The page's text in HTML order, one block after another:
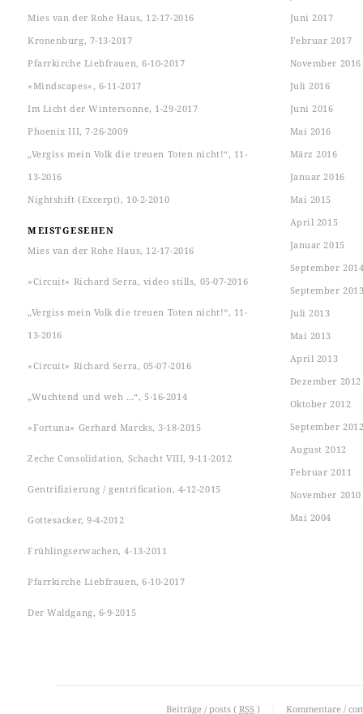
Mies van der Rohe Haus, 12-17-2016
Kronenburg, 7-13-2017
Pfarrkirche Liebfrauen, 6-10-2017
»Mindscapes«, 6-11-2017
Im Licht der Wintersonne, 1-29-2017
Phoenix III, 7-26-2009
„Vergiss mein Volk die treuen Toten nicht!“, 11-
13-2016
Nightshift (Excerpt), 10-2-2010
MEISTGESEHEN
Mies van der Rohe Haus, 12-17-2016
»Circuit« Richard Serra, video stills, 05-07-2016
„Vergiss mein Volk die treuen Toten nicht!“, 11-
13-2016
»Circuit« Richard Serra, 05-07-2016
„Wuchtend und weh …“, 5-16-2014
»Fortuna« Gerhard Marcks, 3-18-2015
Zeche Consolidation, Schacht VIII, 9-11-2012
Gentrifizierung / gentrification, 4-12-2015
Gottesacker, 9-4-2012
Frühlingserwachen, 4-13-2011
Pfarrkirche Liebfrauen, 6-10-2017
Der Waldgang, 6-9-2015
Juni 2017
Februar 2017
November 2016
Juli 2016
Juni 2016
Mai 2016
März 2016
Januar 2016
Mai 2015
April 2015
Januar 2015
September
September
Juli 2013
Mai 2013
April 2013
Dezember 2012
Oktober 2012
September
August 2012
Februar 2011
November 2010
Mai 2004
Beiträge / posts ( RSS ) Kommentare /